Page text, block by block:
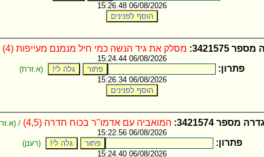
06/08/2026 15:26.48
3421575: מסלק את גיד הנשה כמי חיל מנמנם מעייפות (4)
06/08/2026 15:24.44
פתרון:
(א.זרח)
06/08/2026 15:26.34
מספר 3421574: המואביה עם אדמו"ר בכוח חדרה (4,5)
/
06/08/2026 15:22.56
פתרון:
(רענן)
06/08/2026 15:24.40